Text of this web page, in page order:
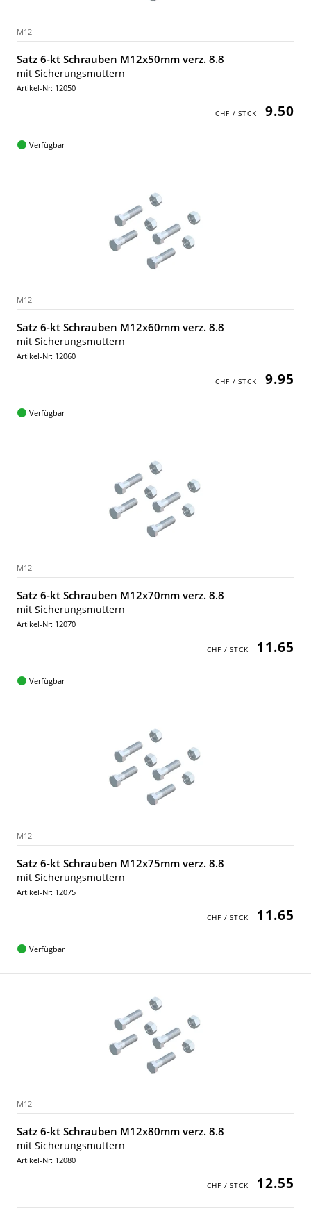
M12
Satz 6-kt Schrauben M12x50mm verz. 8.8
mit Sicherungsmuttern
Artikel-Nr: 12050
9.50
Verfügbar
M12
Satz 6-kt Schrauben M12x60mm verz. 8.8
mit Sicherungsmuttern
Artikel-Nr: 12060
9.95
Verfügbar
M12
Satz 6-kt Schrauben M12x70mm verz. 8.8
mit Sicherungsmuttern
Artikel-Nr: 12070
11.65
Verfügbar
M12
Satz 6-kt Schrauben M12x75mm verz. 8.8
mit Sicherungsmuttern
Artikel-Nr: 12075
11.65
Verfügbar
M12
Satz 6-kt Schrauben M12x80mm verz. 8.8
mit Sicherungsmuttern
Artikel-Nr: 12080
12.55